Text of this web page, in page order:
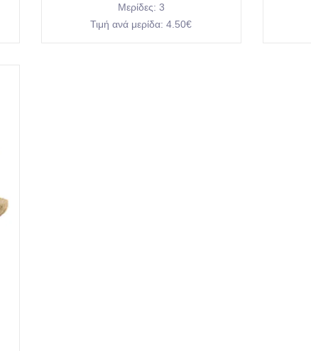
Μερίδες: 3
Τιμή ανά μερίδα: 4.50€